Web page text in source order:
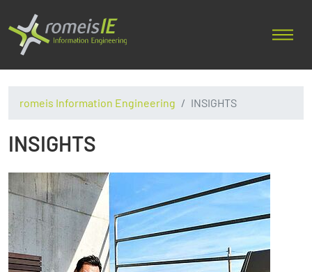
romeis Information Engineering INSIGHTS
INSIGHTS